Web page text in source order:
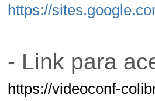
https://
- Link para
https://videoconf-